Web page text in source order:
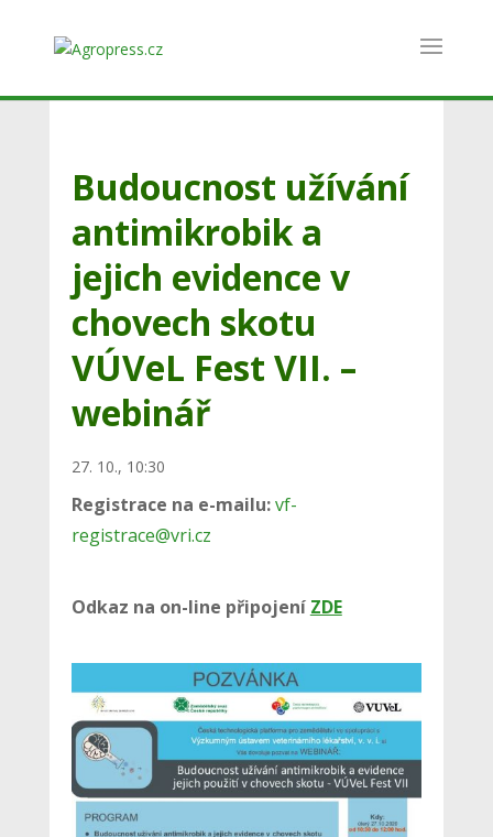
Budoucnost užívání
antimikrobik a
jejich evidence v
chovech skotu
VÚVeL Fest VII. –
webinář
27. 10., 10:30
Registrace na e-mailu:vf-
registrace@vri.cz
Odkaz na on-line připojení ZDE